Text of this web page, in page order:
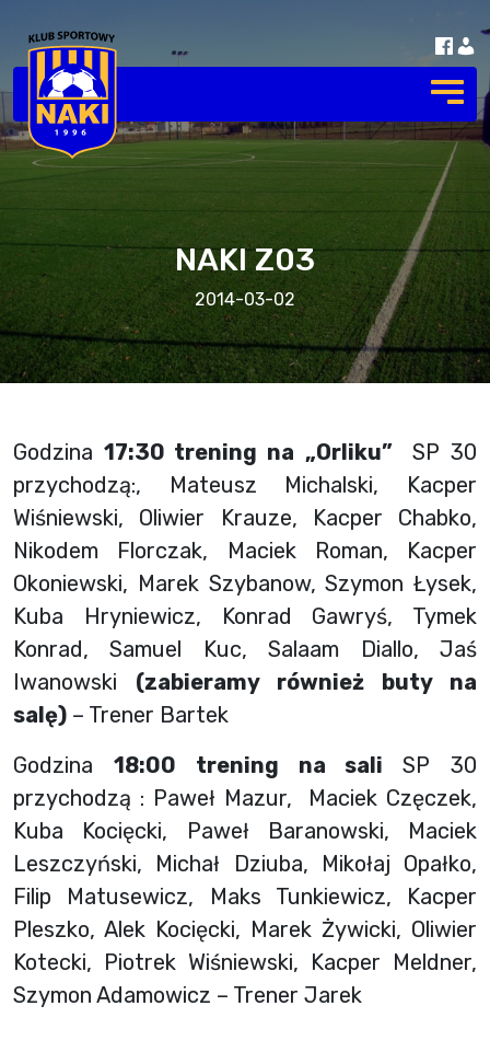
NAKI Z03
2014-03-02
Godzina 17:30 trening na „Orliku”
SP 30
przychodzą:, Mateusz Michalski, Kacper
Wiśniewski, Oliwier Krauze, Kacper Chabko,
Nikodem Florczak, Maciek Roman, Kacper
Okoniewski, Marek Szybanow, Szymon Łysek,
Kuba Hryniewicz, Konrad Gawryś, Tymek
Konrad, Samuel Kuc, Salaam Diallo, Jaś
Iwanowski (zabieramy również buty na
salę) – Trener Bartek
Godzina 18:00 trening na saliSP 30
przychodzą : Paweł Mazur, Maciek Częczek,
Kuba Kocięcki, Paweł Baranowski, Maciek
Leszczyński, Michał Dziuba, Mikołaj Opałko,
Filip Matusewicz, Maks Tunkiewicz, Kacper
Pleszko, Alek Kocięcki, Marek Żywicki, Oliwier
Kotecki, Piotrek Wiśniewski, Kacper Meldner,
Szymon Adamowicz – Trener Jarek